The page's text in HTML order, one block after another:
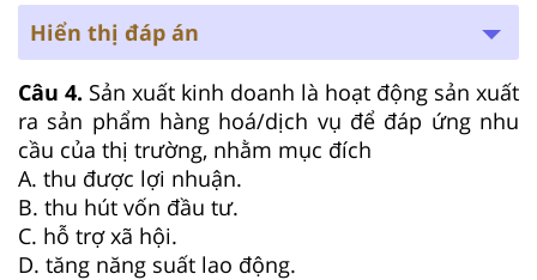
Hiển thị đáp án
Câu 4. Sản xuất kinh doanh là hoạt động sản xuất
ra sản phẩm hàng hoá/dịch vụ để đáp ứng nhu
cầu của thị trường, nhằm mục đích
A. thu được lợi nhuận.
B. thu hút vốn đầu tư.
C. hỗ trợ xã hội.
D. tăng năng suất lao động.